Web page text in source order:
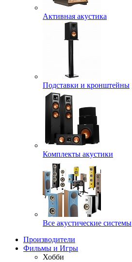
Активная акустика
Подставки и кронштейны
Комплекты акустики
Все акустические системы
Производители
Фильмы и Игры
Хобби